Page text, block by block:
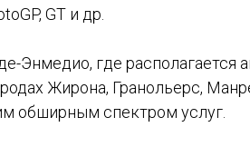
GT и др.
Энмедио, где располагается
Жирона, Гранольерс,
обширным спектром услуг.